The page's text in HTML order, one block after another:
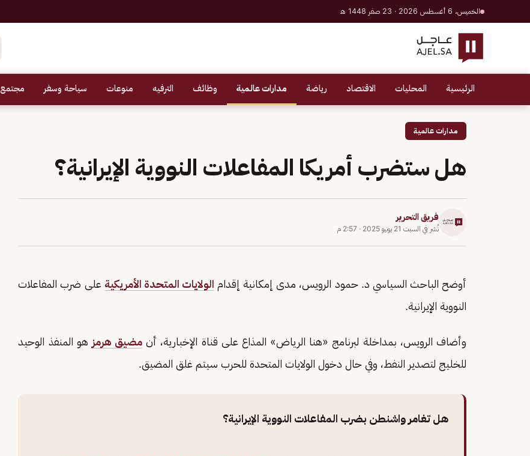
الخميس، 6 أغسطس 2026 · 23 صفر 1448 هـ
الرئيسية المحليات الاقتصاد رياضة مدارات عالمية وظائف الترفيه منوعات سياحة وسفر مجتمع
مدارات عالمية
هل ستضرب أمريكا المفاعلات النووية الإيرانية؟
فريق التحرير
نُشر في السبت 21 يونيو 2025 · 2:57 م
أوضح الباحث السياسي د. حمود الرويس، مدى إمكانية إقدام الولايات المتحدة الأمريكية على ضرب المفاعلات
النووية الإيرانية.
وأضاف الرويس، بمداخلة لبرنامج «هنا الرياض» المذاع على قناة الإخبارية، أن مضيق هرمز هو المنفذ الوحيد
للخليج لتصدير النفط، وفي حال دخول الولايات المتحدة للحرب سيتم غلق المضيق.
هل تغامر واشنطن بضرب المفاعلات النووية الإيرانية؟